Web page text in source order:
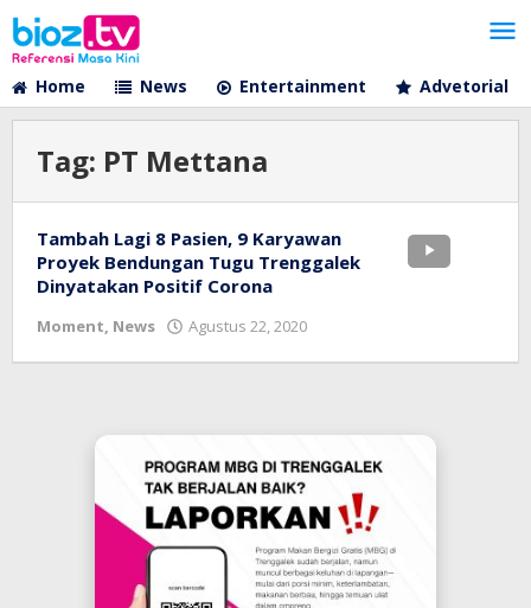
Lewati
ke
konten
Home
News Entertainment Advetorial
Tag: PT Mettana
Tambah Lagi 8 Pasien, 9 Karyawan
Proyek Bendungan Tugu Trenggalek
Dinyatakan Positif Corona
Moment, News Agustus 22, 2020
tv